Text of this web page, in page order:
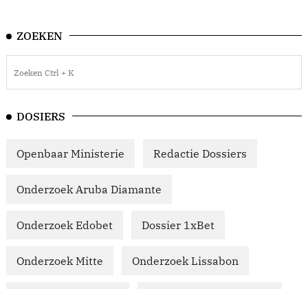
ZOEKEN
DOSIERS
Openbaar Ministerie Redactie Dossiers
Onderzoek Aruba Diamante
Onderzoek Edobet Dossier 1xBet
Onderzoek Mitte Onderzoek Lissabon